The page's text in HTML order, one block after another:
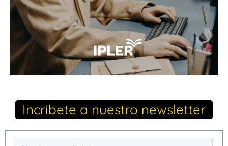
Incribete a nuestro newsletter